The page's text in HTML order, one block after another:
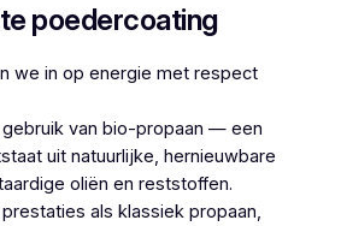
poedercoating
we in op energie met respect
van bio-propaan — een
uit natuurlijke, hernieuwbare
oliën en reststoffen.
als klassiek propaan,